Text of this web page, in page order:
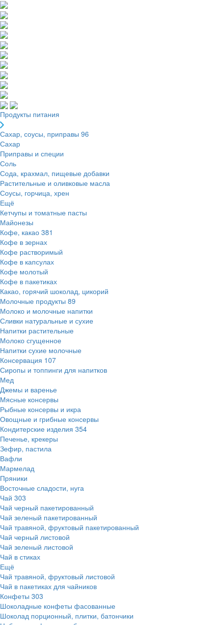
Продукты питания
Сахар, соусы, приправы 96
Сахар
Приправы и специи
Соль
Сода, крахмал, пищевые добавки
Растительные и оливковые масла
Соусы, горчица, хрен
Ещё
Кетчупы и томатные пасты
Майонезы
Кофе, какао 381
Кофе в зернах
Кофе растворимый
Кофе в капсулах
Кофе молотый
Кофе в пакетиках
Какао, горячий шоколад, цикорий
Молочные продукты 89
Молоко и молочные напитки
Сливки натуральные и сухие
Напитки растительные
Молоко сгущенное
Напитки сухие молочные
Консервация 107
Сиропы и топпинги для напитков
Мед
Джемы и варенье
Мясные консервы
Рыбные консервы и икра
Овощные и грибные консервы
Кондитерские изделия 354
Печенье, крекеры
Зефир, пастила
Вафли
Мармелад
Пряники
Восточные сладости, нуга
Чай 303
Чай черный пакетированный
Чай зеленый пакетированный
Чай травяной, фруктовый пакетированный
Чай черный листовой
Чай зеленый листовой
Чай в стиках
Ещё
Чай травяной, фруктовый листовой
Чай в пакетиках для чайников
Конфеты 303
Шоколадные конфеты фасованные
Шоколад порционный, плитки, батончики